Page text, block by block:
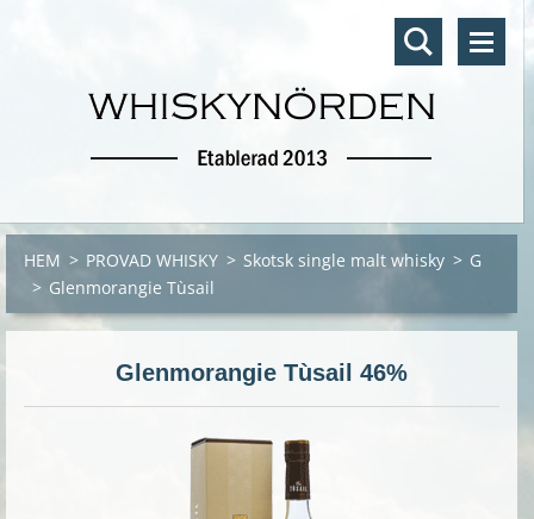
HEM > PROVAD WHISKY > Skotsk single malt whisky > G
> Glenmorangie Tùsail
Glenmorangie Tùsail 46%